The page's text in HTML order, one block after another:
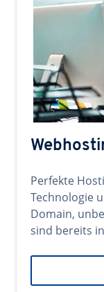
Perfekte
Technologie
Domain,
sind bereits